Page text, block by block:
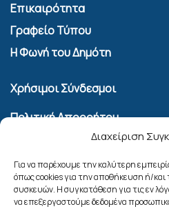
Διαχείριση
Για να παρέχουμε την καλύτερη
όπως cookies για την αποθήκευση ή/
συσκευών. Η συγκατάθεση για τις εν
να επεξεργαστούμε δεδομένα
Επικαιρότητα
Γραφείο Τύπου
Η Φωνή του Δημότη
Χρήσιμοι Σύνδεσμοι
Πολιτική Απορρήτου
Όροι Χρήσης Υπηρεσίας
Πολιτική Cookies (ΕΕ)
Αναζήτηση